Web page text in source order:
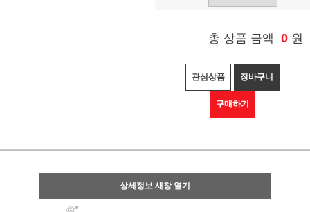
총 상품 금액 0 원
관심상품 장바구니
구매하기
상세정보 새창 열기